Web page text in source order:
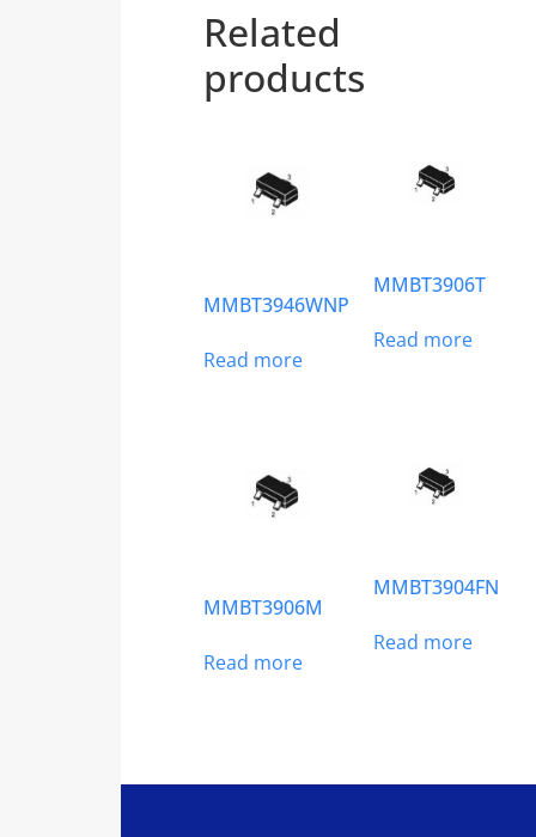
Related
products
MMBT3946WNP
Read more
MMBT3906T
Read more
MMBT3906M
Read more
MMBT3904FN
Read more